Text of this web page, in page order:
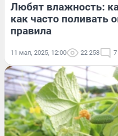
Любят влажность:
как часто поливать
правила
11 мая, 2025, 12:00 22 258 7